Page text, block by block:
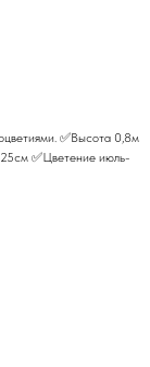
✅Высота 0,8м
✅Цветение июль-